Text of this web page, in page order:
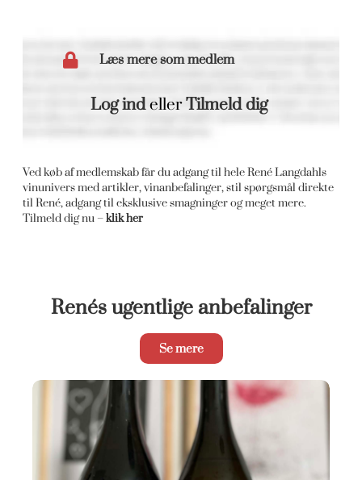
Læs mere som medlem
Log indellerTilmeld dig
Ved køb af medlemskab får du adgang til hele René Langdahls
vinunivers med artikler, vinanbefalinger, stil spørgsmål direkte
til René, adgang til eksklusive smagninger og meget mere.
Tilmeld dig nu –klik her
Renés ugentlige anbefalinger
Se mere